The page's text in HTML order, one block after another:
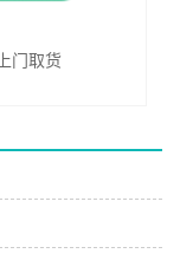
上门取货